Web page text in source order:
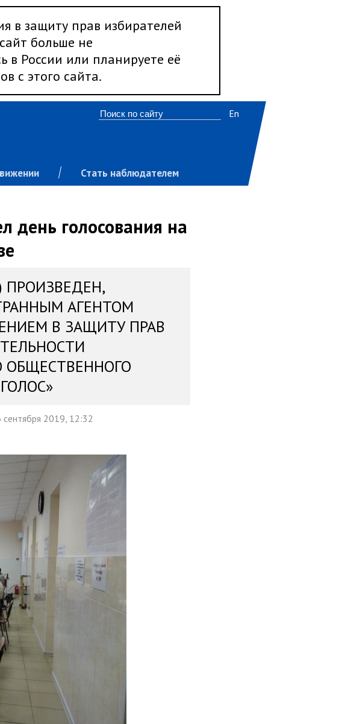
в защиту прав избирателей
больше не
в России или планируете её
с этого сайта.
Стать наблюдателем
En
день голосования на
АГЕНТОМ
В ЗАЩИТУ ПРАВ
ОБЩЕСТВЕННОГО
сентября 2019, 12:32